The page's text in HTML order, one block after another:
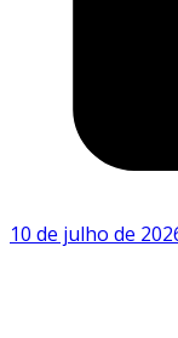
10 de julho de